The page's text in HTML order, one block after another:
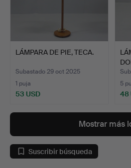
LÁMPARA DE PIE, TECA.
Subastado 29 oct 2025
1 puja
53 USD
5
48
Mostrar más
Suscribir búsqueda